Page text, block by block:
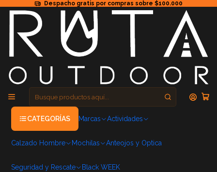
Despacho gratis por compras sobre $100.000
CATEGORÍAS Marcas Actividades
Calzado Hombre Mochilas Anteojos y Optica
Seguridad y Rescate Black WEEK